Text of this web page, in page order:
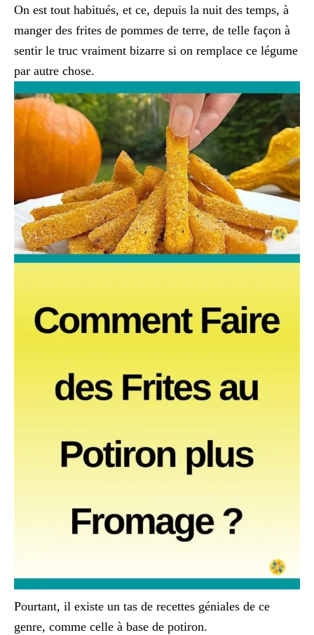
On est tout habitués, et ce, depuis la nuit des temps, à
manger des frites de pommes de terre, de telle façon à
sentir le truc vraiment bizarre si on remplace ce légume
par autre chose.
Pourtant, il existe un tas de recettes géniales de ce
genre, comme celle à base de potiron.